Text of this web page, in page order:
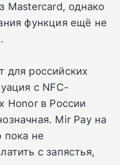
Mastercard, однако
функция ещё не
российских
с NFC-
Honor в России
Mir Pay на
пока не
с запястья,